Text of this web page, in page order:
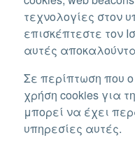
τεχνολογίες στον
επισκέπτεστε τον
αυτές
Σε περίπτωση που
χρήση cookies για
μπορεί να έχει
υπηρεσίες αυτές.